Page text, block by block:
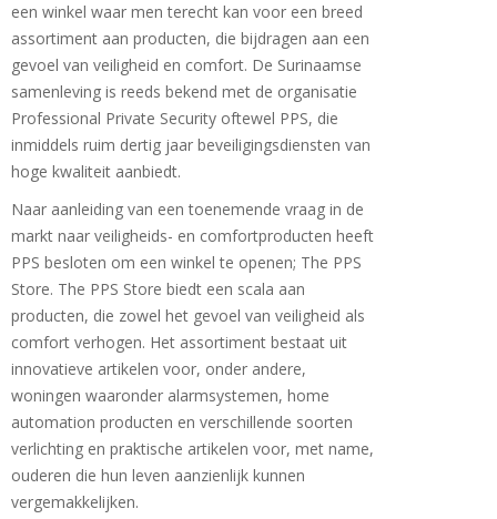
een winkel waar men terecht kan voor een breed
assortiment aan producten, die bijdragen aan een
gevoel van veiligheid en comfort. De Surinaamse
samenleving is reeds bekend met de organisatie
Professional Private Security oftewel PPS, die
inmiddels ruim dertig jaar beveiligingsdiensten van
hoge kwaliteit aanbiedt.
Naar aanleiding van een toenemende vraag in de
markt naar veiligheids- en comfortproducten heeft
PPS besloten om een winkel te openen; The PPS
Store. The PPS Store biedt een scala aan
producten, die zowel het gevoel van veiligheid als
comfort verhogen. Het assortiment bestaat uit
innovatieve artikelen voor, onder andere,
woningen waaronder alarmsystemen, home
automation producten en verschillende soorten
verlichting en praktische artikelen voor, met name,
ouderen die hun leven aanzienlijk kunnen
vergemakkelijken.